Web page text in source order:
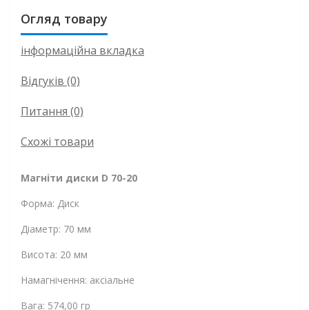
Огляд товару
інформаційна вкладка
Відгуків (0)
Питання (0)
Схожі товари
Магніти диски D 70-20
Форма: Диск
Діаметр: 70 мм
Висота: 20 мм
Намагнічення: аксіальне
Вага: 574,00 гр